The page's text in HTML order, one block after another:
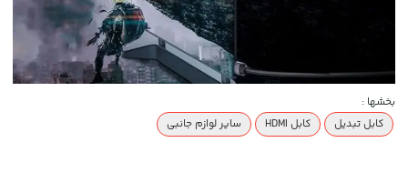
بخشها :
کابل تبدیل
کابل HDMI سایر لوازم جانبی